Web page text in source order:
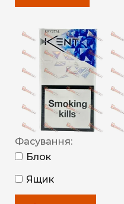
Фасування:
Блок
Ящик